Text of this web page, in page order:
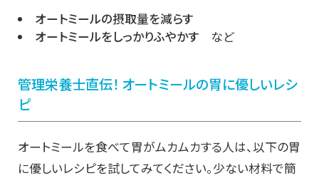
オートミールの摂取量を減らす
オートミールをしっかりふやかす など
管理栄養士直伝！ オートミールの胃に優しいレシ
ピ
オートミールを食べて胃がムカムカする人は、以下の胃
に優しいレシピを試してみてください。少ない材料で簡